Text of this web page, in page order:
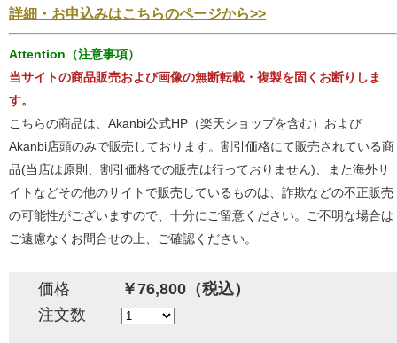
詳細・お申込みはこちらのページから>>
Attention（注意事項）
当サイトの商品販売および画像の無断転載・複製を固くお断りしま
す。
こちらの商品は、Akanbi公式HP（楽天ショップを含む）および
Akanbi店頭のみで販売しております。割引価格にて販売されている商
品(当店は原則、割引価格での販売は行っておりません)、また海外サ
イトなどその他のサイトで販売しているものは、詐欺などの不正販売
の可能性がございますので、十分にご留意ください。ご不明な場合は
ご遠慮なくお問合せの上、ご確認ください。
価格
￥76,800（税込）
注文数